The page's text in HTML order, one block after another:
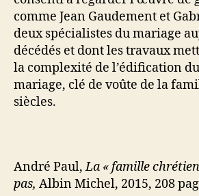
comme Jean Gaudement et
deux spécialistes du mariage
décédés et dont les travaux
la complexité de l’édification
mariage, clé de voûte de la
siècles.
André Paul,La « famille
pas, Albin Michel, 2015, 208